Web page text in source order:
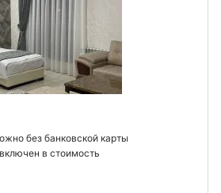
без банковской карты
включен в стоимость